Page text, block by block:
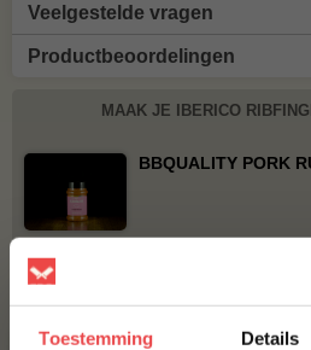
Toestemming Details
Veelgestelde vragen
Productbeoordelingen
MAAK JE IBERICO
BBQUALITY PORK
Bestel alles